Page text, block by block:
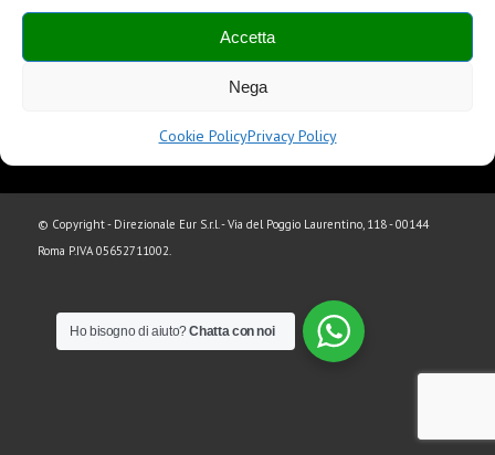
Accetta
Nega
Cookie PolicyPrivacy Policy
Centro Uffici e Conferenze a Roma Eur
© Copyright - Direzionale Eur S.r.l. - Via del Poggio Laurentino, 118 - 00144
Roma P.IVA 05652711002.
Ho bisogno di aiuto?Chatta con noi